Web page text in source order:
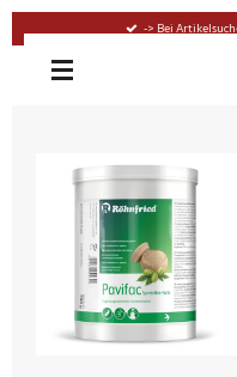
springen
-> Bei